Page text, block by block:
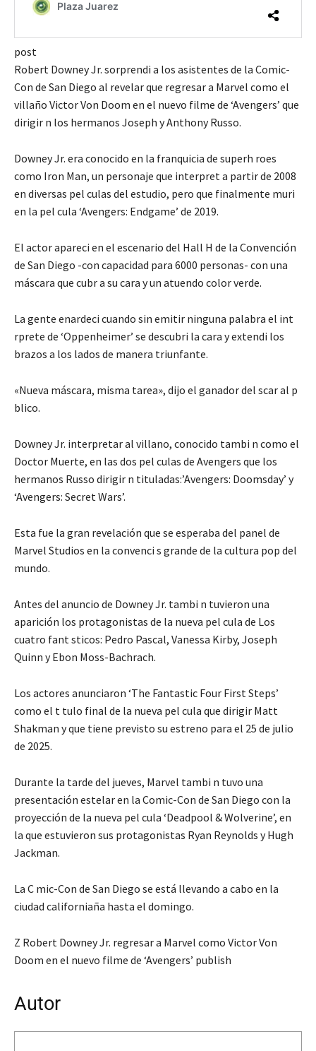
post
Robert Downey Jr. sorprendi a los asistentes de la Comic-
Con de San Diego al revelar que regresar a Marvel como el
villaño Victor Von Doom en el nuevo filme de ‘Avengers’ que
dirigir n los hermanos Joseph y Anthony Russo.
Downey Jr. era conocido en la franquicia de superh roes
como Iron Man, un personaje que interpret a partir de 2008
en diversas pel culas del estudio, pero que finalmente muri
en la pel cula ‘Avengers: Endgame’ de 2019.
El actor apareci en el escenario del Hall H de la Convención
de San Diego -con capacidad para 6000 personas- con una
máscara que cubr a su cara y un atuendo color verde.
La gente enardeci cuando sin emitir ninguna palabra el int
rprete de ‘Oppenheimer’ se descubri la cara y extendi los
brazos a los lados de manera triunfante.
«Nueva máscara, misma tarea», dijo el ganador del scar al p
blico.
Downey Jr. interpretar al villano, conocido tambi n como el
Doctor Muerte, en las dos pel culas de Avengers que los
hermanos Russo dirigir n tituladas:’Avengers: Doomsday’ y
‘Avengers: Secret Wars’.
Esta fue la gran revelación que se esperaba del panel de
Marvel Studios en la convenci s grande de la cultura pop del
mundo.
Antes del anuncio de Downey Jr. tambi n tuvieron una
aparición los protagonistas de la nueva pel cula de Los
cuatro fant sticos: Pedro Pascal, Vanessa Kirby, Joseph
Quinn y Ebon Moss-Bachrach.
Los actores anunciaron ‘The Fantastic Four First Steps’
como el t tulo final de la nueva pel cula que dirigir Matt
Shakman y que tiene previsto su estreno para el 25 de julio
de 2025.
Durante la tarde del jueves, Marvel tambi n tuvo una
presentación estelar en la Comic-Con de San Diego con la
proyección de la nueva pel cula ‘Deadpool & Wolverine’, en
la que estuvieron sus protagonistas Ryan Reynolds y Hugh
Jackman.
La C mic-Con de San Diego se está llevando a cabo en la
ciudad californiaña hasta el domingo.
Z Robert Downey Jr. regresar a Marvel como Victor Von
Doom en el nuevo filme de ‘Avengers’ publish
Autor